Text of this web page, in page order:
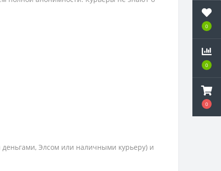
0
0
0
деньгами, Элсом или наличными курьеру) и